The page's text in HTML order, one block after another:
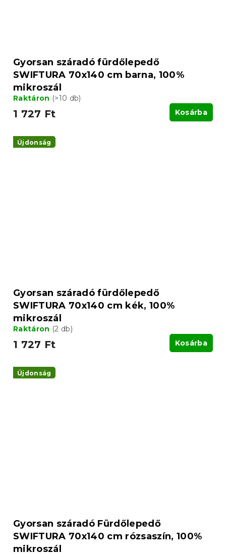
Gyorsan száradó fürdőlepedő
SWIFTURA 70x140 cm barna, 100%
mikroszál
Raktáron (>10 db)
1 727 Ft Kosárba
Újdonság
Gyorsan száradó fürdőlepedő
SWIFTURA 70x140 cm kék, 100%
mikroszál
Raktáron (2 db)
1 727 Ft Kosárba
Újdonság
Gyorsan száradó Fürdőlepedő
SWIFTURA 70x140 cm rózsaszín, 100%
mikroszál